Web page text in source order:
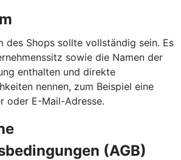
des Shops sollte vollständig sein. Es
sowie die Namen der
enthalten und direkte
nennen, zum Beispiel eine
oder E-Mail-Adresse.
(AGB)